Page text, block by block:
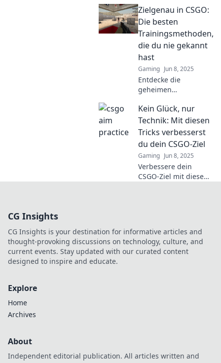
in CSGO! Verfeinere
deine Aufschüsse und
dominiere das Spiel
wie ein Profi!
Zielgenau in CSGO:
Die besten
Trainingsmethoden,
die du nie gekannt
hast
Gaming Jun 8, 2025
Entdecke die
geheimen
für präzises Zielen in
CSGO! Steigere dein
Spiel und übertriff die
Kein Glück, nur
Technik: Mit diesen
Tricks verbesserst
du dein CSGO-Ziel
Gaming Jun 8, 2025
Verbessere dein
CSGO-Ziel mit diesen
CG Insights
CG Insights is your destination for informative articles and
thought-provoking discussions on technology, culture, and
current events. Stay updated with our curated content
designed to inspire and educate.
Explore
Home
Archives
About
Independent editorial publication. All articles written and